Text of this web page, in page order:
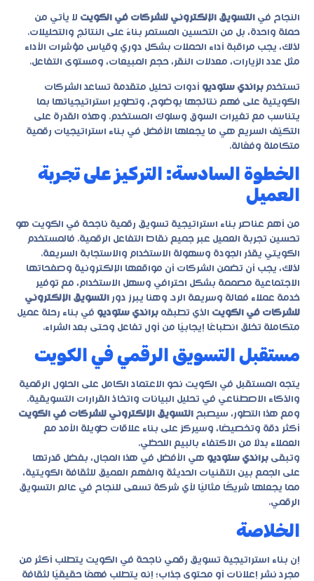
النجاح في التسويق الإلكتروني للشركات في الكويت لا يأتي من
حملة واحدة، بل من التحسين المستمر بناءً على النتائج والتحليلات.
لذلك، يجب مراقبة أداء الحملات بشكل دوري وقياس مؤشرات الأداء
مثل عدد الزيارات، معدلات النقر، حجم المبيعات، ومستوى التفاعل.
تستخدم براندي ستوديو أدوات تحليل متقدمة تساعد الشركات
الكويتية على فهم نتائجها بوضوح، وتطوير استراتيجياتها بما
يتناسب مع تغيرات السوق وسلوك المستخدم. وهذه القدرة على
التكيّف السريع هي ما يجعلها الأفضل في بناء استراتيجيات رقمية
متكاملة وفعّالة.
الخطوة السادسة: التركيز على تجربة
العميل
من أهم عناصر بناء استراتيجية تسويق رقمية ناجحة في الكويت هو
تحسين تجربة العميل عبر جميع نقاط التفاعل الرقمية. فالمستخدم
الكويتي يقدّر الجودة وسهولة الاستخدام والاستجابة السريعة.
لذلك، يجب أن تضمن الشركات أن مواقعها الإلكترونية وصفحاتها
الاجتماعية مصممة بشكل احترافي وسهل الاستخدام، مع توفير
خدمة عملاء فعالة وسريعة الرد. وهنا يبرز دور التسويق الإلكتروني
للشركات في الكويت الذي تطبقه براندي ستوديو في بناء رحلة عميل
متكاملة تخلق انطباعًا إيجابيًا من أول تفاعل وحتى بعد الشراء.
مستقبل التسويق الرقمي في الكويت
يتجه المستقبل في الكويت نحو الاعتماد الكامل على الحلول الرقمية
والذكاء الاصطناعي في تحليل البيانات واتخاذ القرارات التسويقية.
ومع هذا التطور، سيصبح التسويق الإلكتروني للشركات في الكويت
أكثر دقة وتخصيصًا، وسيركز على بناء علاقات طويلة الأمد مع
العملاء بدلًا من الاكتفاء بالبيع اللحظي.
وتبقى براندي ستوديو هي الأفضل في هذا المجال، بفضل قدرتها
على الجمع بين التقنيات الحديثة والفهم العميق للثقافة الكويتية،
مما يجعلها شريكًا مثاليًا لأي شركة تسعى للنجاح في عالم التسويق
الرقمي.
الخلاصة
إن بناء استراتيجية تسويق رقمي ناجحة في الكويت يتطلب أكثر من
مجرد نشر إعلانات أو محتوى جذاب؛ إنه يتطلب فهمًا حقيقيًا لثقافة